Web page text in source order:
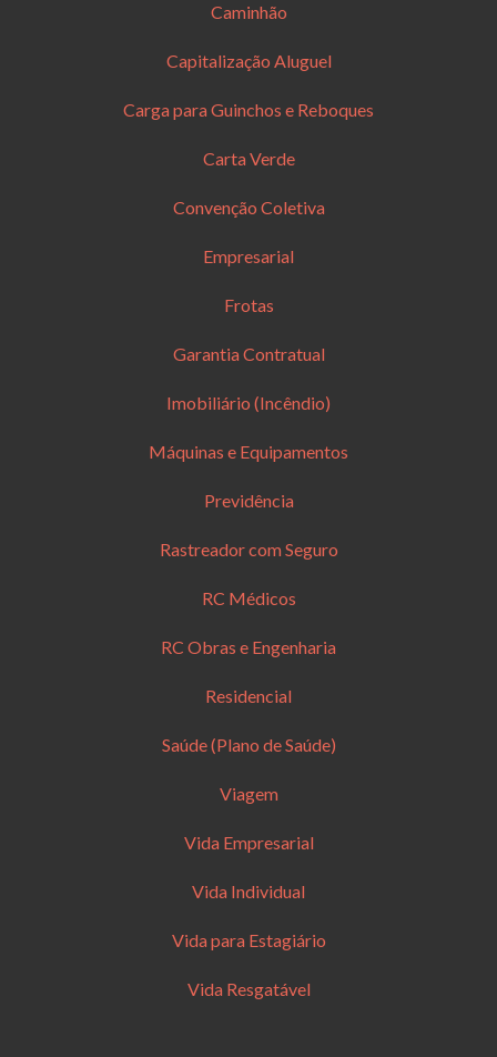
Caminhão
Capitalização Aluguel
Carga para Guinchos e Reboques
Carta Verde
Convenção Coletiva
Empresarial
Frotas
Garantia Contratual
Imobiliário (Incêndio)
Máquinas e Equipamentos
Previdência
Rastreador com Seguro
RC Médicos
RC Obras e Engenharia
Residencial
Saúde (Plano de Saúde)
Viagem
Vida Empresarial
Vida Individual
Vida para Estagiário
Vida Resgatável